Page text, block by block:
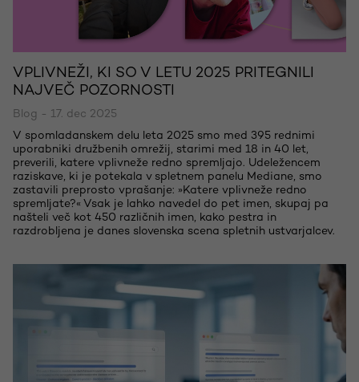
VPLIVNEŽI, KI SO V LETU 2025 PRITEGNILI
NAJVEČ POZORNOSTI
Blog - 17. dec 2025
V spomladanskem delu leta 2025 smo med 395 rednimi
uporabniki družbenih omrežij, starimi med 18 in 40 let,
preverili, katere vplivneže redno spremljajo. Udeležencem
raziskave, ki je potekala v spletnem panelu Mediane, smo
zastavili preprosto vprašanje: »Katere vplivneže redno
spremljate?« Vsak je lahko navedel do pet imen, skupaj pa
našteli več kot 450 različnih imen, kako pestra in
razdrobljena je danes slovenska scena spletnih ustvarjalcev.